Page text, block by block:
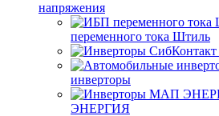
напряжения
переменного тока Штиль
инверторы
ЭНЕРГИЯ